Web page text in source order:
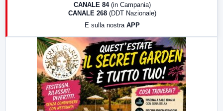
LabNews (replica)
CANALE 84 (in Campania)
CANALE 268 (DDT Nazionale)
E sulla nostra APP